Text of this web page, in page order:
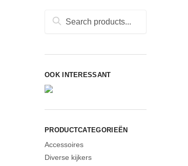
Zoeken
OOK INTERESSANT
PRODUCTCATEGORIEËN
Accessoires
Diverse kijkers